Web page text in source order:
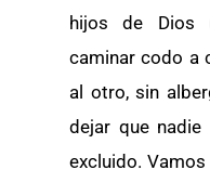
hijos de Dios
caminar codo a
al otro, sin
dejar que
excluido.